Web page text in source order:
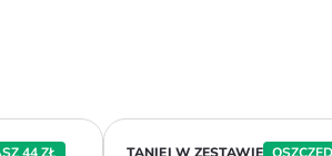
44 ZŁ TANIEJ W ZESTAWIE